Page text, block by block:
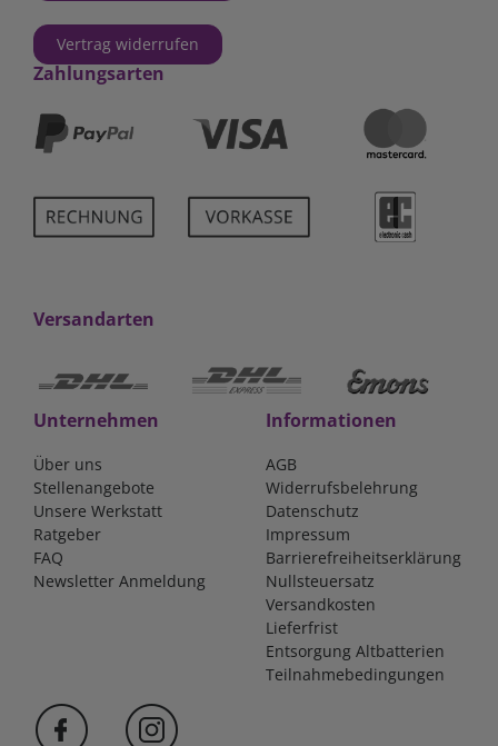
Vertrag widerrufen
Zahlungsarten
Versandarten
Unternehmen
Über uns
Stellenangebote
Unsere Werkstatt
Ratgeber
FAQ
Newsletter Anmeldung
Informationen
AGB
Widerrufsbelehrung
Datenschutz
Impressum
Barrierefreiheitserklärung
Nullsteuersatz
Versandkosten
Lieferfrist
Entsorgung Altbatterien
Teilnahmebedingungen